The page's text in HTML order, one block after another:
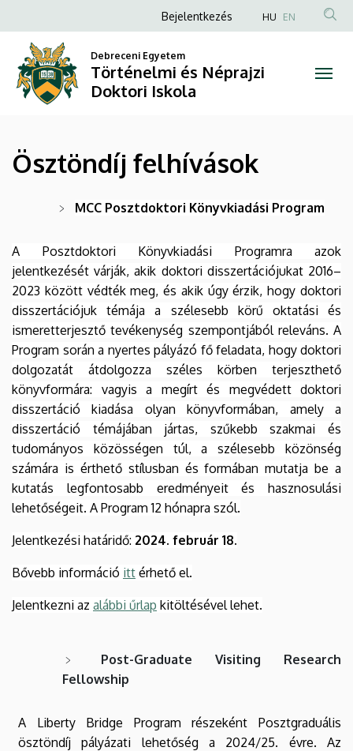
felhívások
Történelmi
és
Néprajzi
Doktori
Iskola
a
tartalomra
Anonim
fiók
menüje
Bejelentkezés HU EN
Debreceni Egyetem
Történelmi és Néprajzi
Doktori Iskola
Ösztöndíj felhívások
MCC Posztdoktori Könyvkiadási Program
A Posztdoktori Könyvkiadási Programra azok
jelentkezését várják, akik doktori disszertációjukat 2016–
2023 között védték meg, és akik úgy érzik, hogy doktori
disszertációjuk témája a szélesebb körű oktatási és
ismeretterjesztő tevékenység szempontjából releváns. A
Program során a nyertes pályázó fő feladata, hogy doktori
dolgozatát átdolgozza széles körben terjeszthető
könyvformára: vagyis a megírt és megvédett doktori
disszertáció kiadása olyan könyvformában, amely a
disszertáció témájában jártas, szűkebb szakmai és
tudományos közösségen túl, a szélesebb közönség
számára is érthető stílusban és formában mutatja be a
kutatás legfontosabb eredményeit és hasznosulási
lehetőségeit. A Program 12 hónapra szól.
Jelentkezési határidő: 2024. február 18.
Bővebb információ itt érhető el.
Jelentkezni az alábbi űrlap kitöltésével lehet.
Post-Graduate Visiting Research
Fellowship
A Liberty Bridge Program részeként Posztgraduális
ösztöndíj pályázati lehetőség a 2024/25. évre. Az